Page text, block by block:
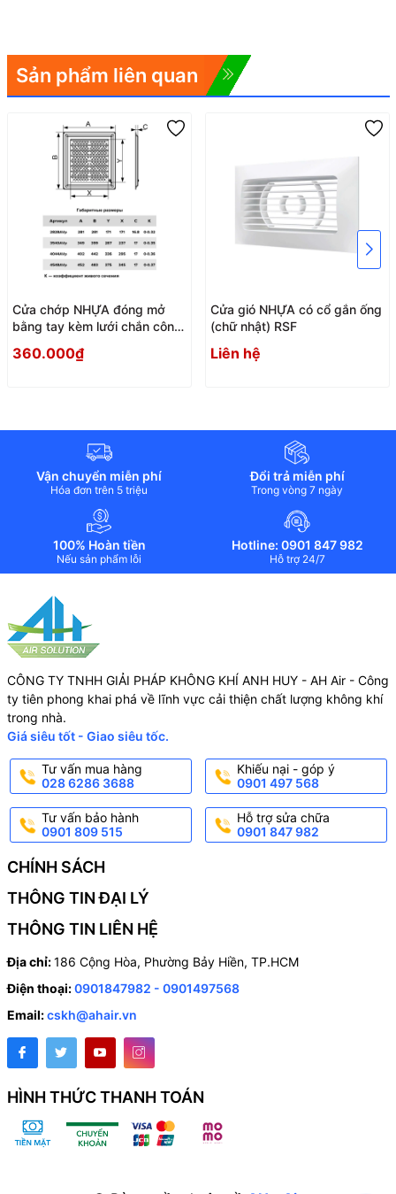
Sản phẩm liên quan
Cửa chớp NHỰA đóng mở
bằng tay kèm lưới chắn côn
360.000₫
Cửa gió NHỰA có cổ gắn ống
(chữ nhật) RSF
Liên hệ
Vận chuyển miễn phí
Hóa đơn trên 5 triệu
Đổi trả miễn phí
Trong vòng 7 ngày
100% Hoàn tiền
Nếu sản phẩm lỗi
Hotline: 0901 847 982
Hỗ trợ 24/7
CÔNG TY TNHH GIẢI PHÁP KHÔNG KHÍ ANH HUY - AH Air - Công
ty tiên phong khai phá về lĩnh vực cải thiện chất lượng không khí
trong nhà.
Giá siêu tốt - Giao siêu tốc.
Tư vấn mua hàng
028 6286 3688
Khiếu nại - góp ý
0901 497 568
Tư vấn bảo hành
0901 809 515
Hỗ trợ sửa chữa
0901 847 982
CHÍNH SÁCH
THÔNG TIN ĐẠI LÝ
THÔNG TIN LIÊN HỆ
Địa chỉ:186 Cộng Hòa, Phường Bảy Hiền, TP.HCM
Điện thoại:0901847982 - 0901497568
Email:cskh@ahair.vn
HÌNH THỨC THANH TOÁN